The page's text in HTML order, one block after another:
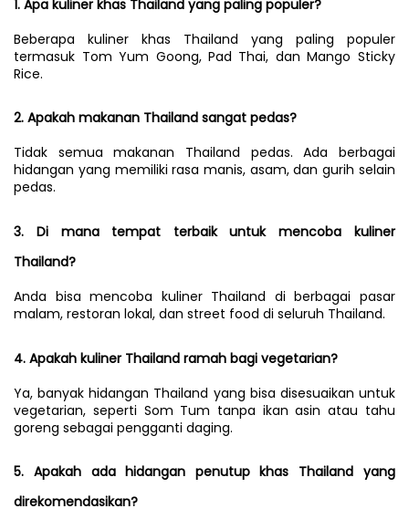
1. Apa kuliner khas Thailand yang paling populer?
Beberapa kuliner khas Thailand yang paling populer
termasuk Tom Yum Goong, Pad Thai, dan Mango Sticky
Rice.
2. Apakah makanan Thailand sangat pedas?
Tidak semua makanan Thailand pedas. Ada berbagai
hidangan yang memiliki rasa manis, asam, dan gurih selain
pedas.
3. Di mana tempat terbaik untuk mencoba kuliner
Thailand?
Anda bisa mencoba kuliner Thailand di berbagai pasar
malam, restoran lokal, dan street food di seluruh Thailand.
4. Apakah kuliner Thailand ramah bagi vegetarian?
Ya, banyak hidangan Thailand yang bisa disesuaikan untuk
vegetarian, seperti Som Tum tanpa ikan asin atau tahu
goreng sebagai pengganti daging.
5. Apakah ada hidangan penutup khas Thailand yang
direkomendasikan?